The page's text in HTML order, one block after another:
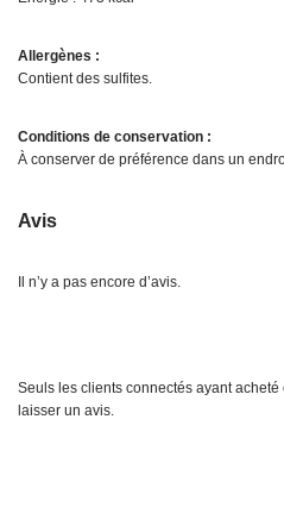
Allergènes :
Contient des sulfites.
Conditions de conservation :
À conserver de préférence dans un
Avis
Il n’y a pas encore d’avis.
Seuls les clients connectés ayant
laisser un avis.